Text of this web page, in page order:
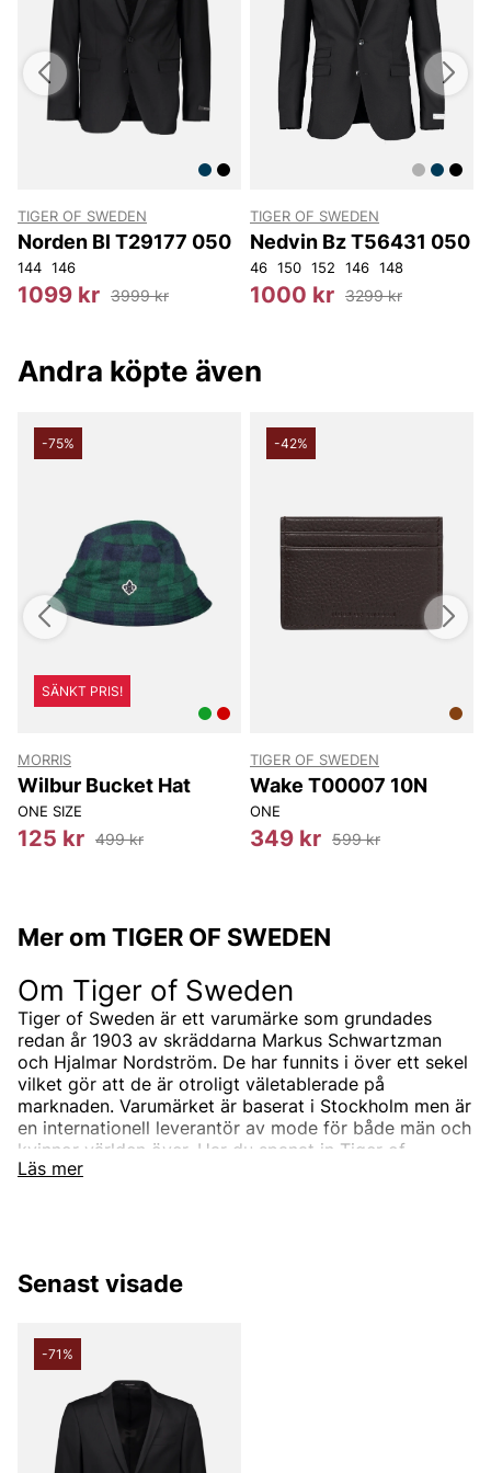
152
TIGER OF SWEDEN
Norden Bl T29177 050
144 146
1099 kr 3999 kr
TIGER OF SWEDEN
Nedvin Bz T56431 050
46 150 152 146 148
1000 kr 3299 kr
Andra köpte även
-75%
SÄNKT PRIS!
MORRIS
Wilbur Bucket Hat
ONE SIZE
125 kr 499 kr
-42%
TIGER OF SWEDEN
Wake T00007 10N
ONE
349 kr 599 kr
Mer om TIGER OF SWEDEN
Läs mer
Om Tiger of Sweden
Tiger of Sweden är ett varumärke som grundades
redan år 1903 av skräddarna Markus Schwartzman
och Hjalmar Nordström. De har funnits i över ett sekel
vilket gör att de är otroligt väletablerade på
marknaden. Varumärket är baserat i Stockholm men är
en internationell leverantör av mode för både män och
kvinnor världen över. Har du spanat in Tiger of
Swedens sortiment än? Vi erbjuder Tiger of Swedens
tidlöst och modernt. Produkterna är oftast enfärgade
men de samarbetar också med de bästa
leverantörerna i branschen som de utvecklar unika
modekollektioner tillsammans med. Välskräddat mode
är helt enkelt Tiger of Swedens signum.
Under åren har produktutbudet breddats och speciellt
utbudet för män. Idag kan du hitta både Tiger of
Senast visade
-71%